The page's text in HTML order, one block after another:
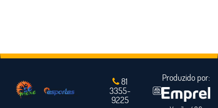
81
3355-
9225
Produzido por: